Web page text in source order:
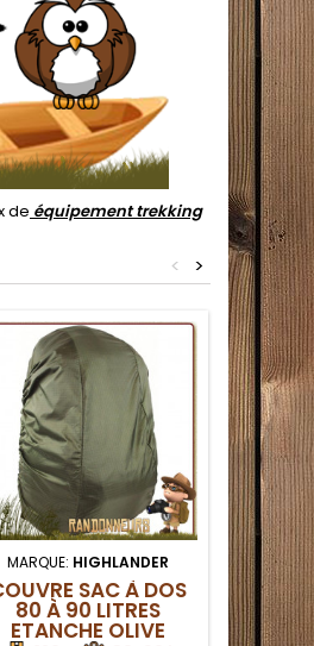
de équipement trekking
>
<
MARQUE: HIGHLANDER
SAC À DOS
80 À 90 LITRES
ETANCHE OLIVE
60